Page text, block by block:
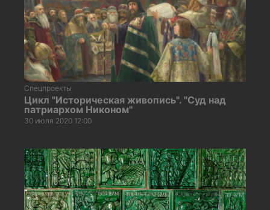
Спецпроекты
Цикл "Историческая живопись". "Суд над
патриархом Никоном"
30 июля 2020 12:00